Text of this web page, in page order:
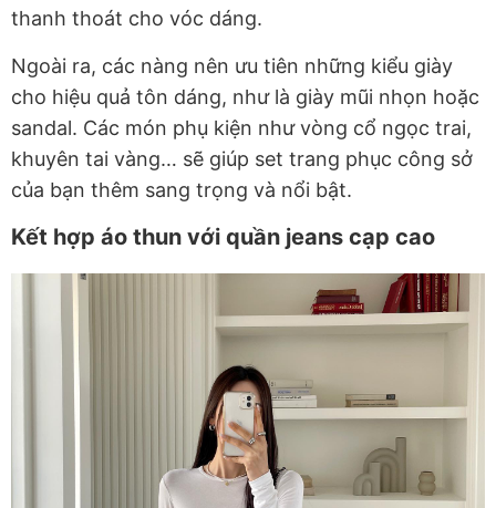
thanh thoát cho vóc dáng.
Ngoài ra, các nàng nên ưu tiên những kiểu giày
cho hiệu quả tôn dáng, như là giày mũi nhọn hoặc
sandal. Các món phụ kiện như vòng cổ ngọc trai,
khuyên tai vàng… sẽ giúp set trang phục công sở
của bạn thêm sang trọng và nổi bật.
Kết hợp áo thun với quần jeans cạp cao